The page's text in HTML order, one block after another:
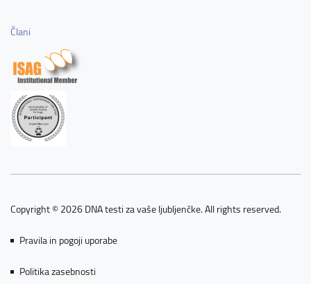
Člani
Copyright © 2026 DNA testi za vaše ljubljenčke. All rights reserved.
Pravila in pogoji uporabe
Politika zasebnosti